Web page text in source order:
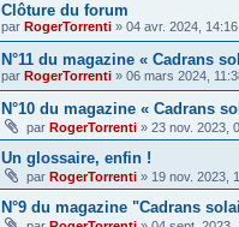
Clôture du forum
par RogerTorrenti » 04 avr. 2024,
N°11 du magazine « Cadrans
par RogerTorrenti » 06 mars 2024,
N°10 du magazine « Cadrans
par RogerTorrenti » 23 nov. 2023,
Un glossaire, enfin !
par RogerTorrenti » 19 nov. 2023,
N°9 du magazine "Cadrans